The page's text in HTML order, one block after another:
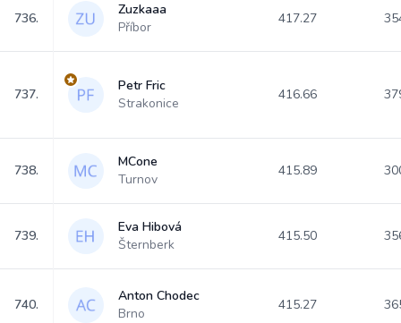
736.
Zuzkaaa
Příbor
417.27
737.
Petr Fric
Strakonice
416.66
738.
MCone
Turnov
415.89
739.
Eva Hibová
Šternberk
415.50
740.
Anton Chodec
Brno
415.27